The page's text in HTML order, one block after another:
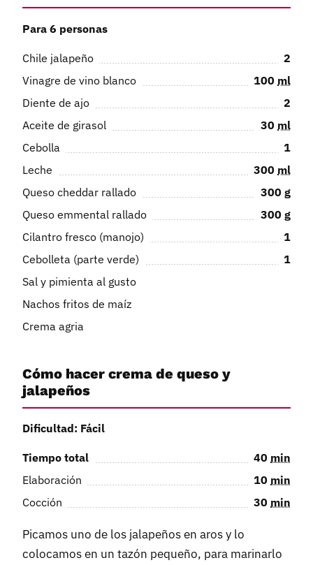
Para 6 personas
Chile jalapeño
2
Vinagre de vino blanco
100 ml
Diente de ajo
2
Aceite de girasol
30 ml
Cebolla
1
Leche
300 ml
Queso cheddar rallado
300 g
Queso emmental rallado
300 g
Cilantro fresco (manojo)
1
Cebolleta (parte verde)
1
Sal y pimienta al gusto
Nachos fritos de maíz
Crema agria
Cómo hacer crema de queso y
jalapeños
Dificultad: Fácil
Tiempo total 40 min
Elaboración
10 min
Cocción
30 min
Picamos uno de los jalapeños en aros y lo
colocamos en un tazón pequeño, para marinarlo